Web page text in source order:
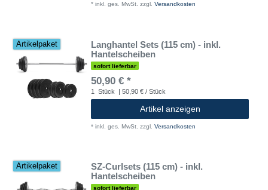
* inkl. ges. MwSt. zzgl. Versandkosten
Artikelpaket
Langhantel Sets (115 cm) - inkl.
Hantelscheiben
sofort lieferbar
50,90 € *
1 Stück | 50,90 € / Stück
Artikel anzeigen
* inkl. ges. MwSt. zzgl. Versandkosten
Artikelpaket
SZ-Curlsets (115 cm) - inkl.
Hantelscheiben
sofort lieferbar